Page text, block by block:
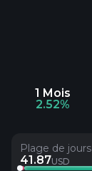
1 Mois
2.52%
Plage de jours
41.87USD